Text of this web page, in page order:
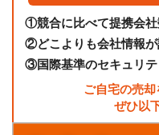
①競合に比べて提携会
②どこよりも会社情報
③国際基準のセキュリ
ご自宅の売
ぜひ以